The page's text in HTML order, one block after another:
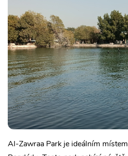
Al-Zawraa Park je ideálním